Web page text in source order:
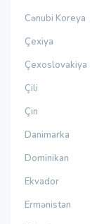
Cənubi Koreya
Çexiya
Çexoslovakiya
Çili
Çin
Danimarka
Dominikan
Ekvador
Ermənistan